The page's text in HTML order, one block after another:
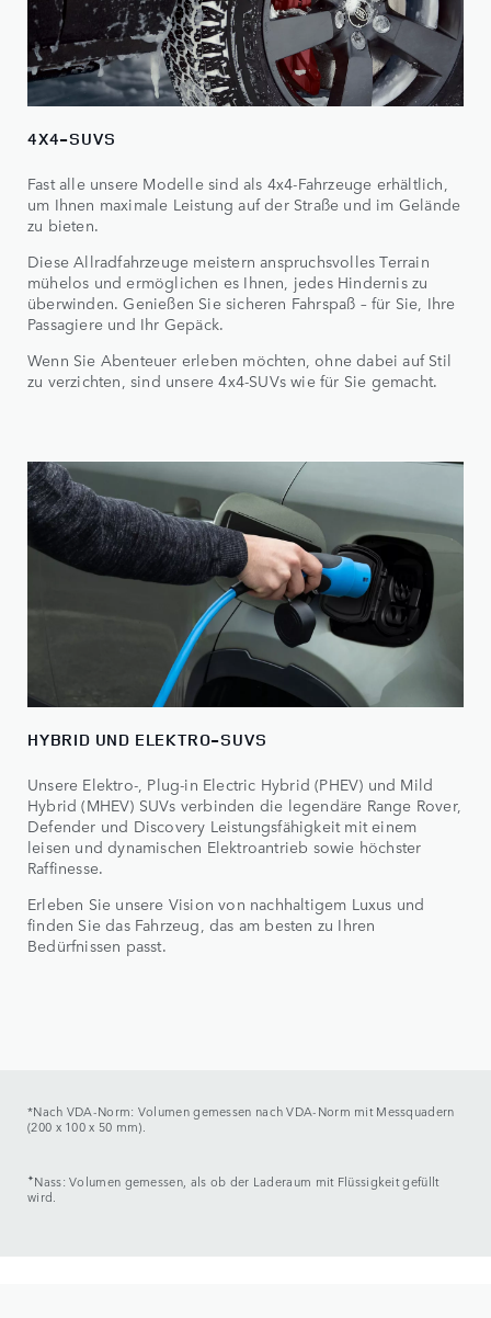
4X4-SUVS
Fast alle unsere Modelle sind als 4x4-Fahrzeuge erhältlich,
um Ihnen maximale Leistung auf der Straße und im Gelände
zu bieten.
Diese Allradfahrzeuge meistern anspruchsvolles Terrain
mühelos und ermöglichen es Ihnen, jedes Hindernis zu
überwinden. Genießen Sie sicheren Fahrspaß – für Sie, Ihre
Passagiere und Ihr Gepäck.
Wenn Sie Abenteuer erleben möchten, ohne dabei auf Stil
zu verzichten, sind unsere 4x4-SUVs wie für Sie gemacht.
HYBRID UND ELEKTRO-SUVS
Unsere Elektro-, Plug-in Electric Hybrid (PHEV) und Mild
Hybrid (MHEV) SUVs verbinden die legendäre Range Rover,
Defender und Discovery Leistungsfähigkeit mit einem
leisen und dynamischen Elektroantrieb sowie höchster
Raffinesse.
Erleben Sie unsere Vision von nachhaltigem Luxus und
finden Sie das Fahrzeug, das am besten zu Ihren
Bedürfnissen passt.
*Nach VDA-Norm: Volumen gemessen nach VDA-Norm mit Messquadern
(200 x 100 x 50 mm).
✦ Nass: Volumen gemessen, als ob der Laderaum mit Flüssigkeit gefüllt
wird.